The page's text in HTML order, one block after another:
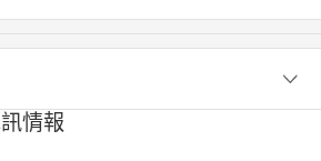
這兒https://reurl.cc/5d9p5q 我 ...